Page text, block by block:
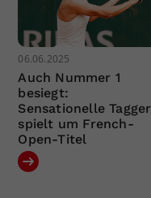
06.06.2025
Auch Nummer 1
besiegt:
Sensationelle Tagger
spielt um French-
Open-Titel